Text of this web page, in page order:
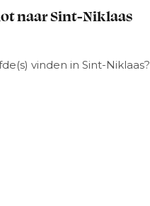
naar Sint-Niklaas
vinden in Sint-Niklaas?